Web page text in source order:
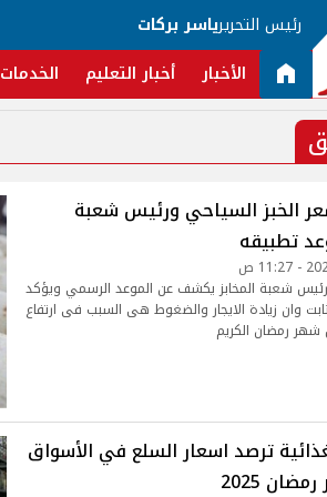
رئيس التحريرياسر بركات
الأخبار أخبار التعليم الخدمات
الخبز السياحي ورئيس شعبة
تطبيقه
رئيس شعبة المخابز يكشف عن الموعد الرسمي ويؤكد
وان زيادة الايجار والضغوط هى السبب فى ارتفاع
شهر رمضان الكريم
ترصد اسعار السلع في الأسواق
2025